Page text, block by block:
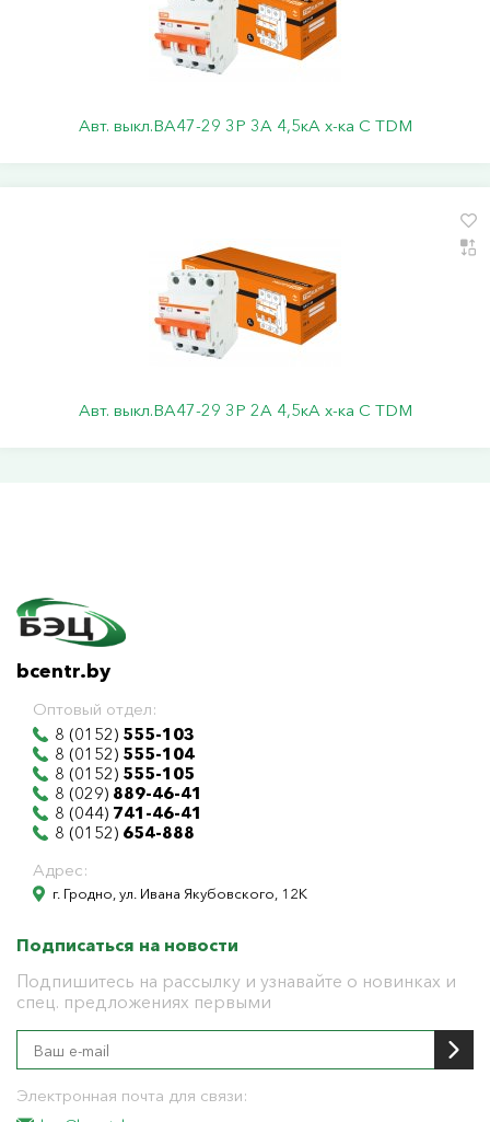
Авт. выкл.ВА47-29 3Р 3А 4,5кА х-ка С TDM
Авт. выкл.ВА47-29 3Р 2А 4,5кА х-ка С TDM
bcentr.by
Оптовый отдел:
8 (0152) 555-103
8 (0152) 555-104
8 (0152) 555-105
8 (029) 889-46-41
8 (044) 741-46-41
8 (0152) 654-888
Адрес:
г. Гродно, ул. Ивана Якубовского, 12К
Подписаться на новости
Подпишитесь на рассылку и узнавайте о новинках и
спец. предложениях первыми
Электронная почта для связи: